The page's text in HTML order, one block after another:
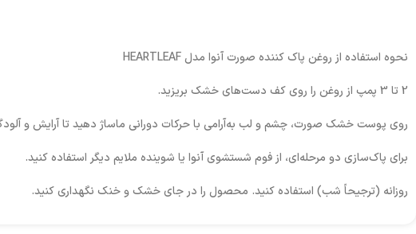
نحوه استفاده از روغن پاک کننده صورت آنوا مدل HEARTLEAF
2 تا 3 پمپ از روغن را روی کف دست‌های خشک بریزید.
روی پوست خشک صورت، چشم و لب به‌آرامی با حرکات دورانی ماساژ دهید تا آرایش و
برای پاک‌سازی دو مرحله‌ای، از فوم شستشوی آنوا یا شوینده ملایم دیگر استفاده کنید.
روزانه (ترجیحاً شب) استفاده کنید. محصول را در جای خشک و خنک نگهداری کنید.